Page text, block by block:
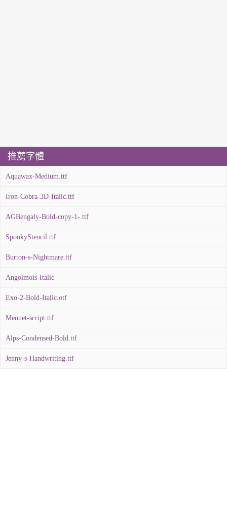
推薦字體
Aquawax-Medium.ttf
Iron-Cobra-3D-Italic.ttf
AGBengaly-Bold-copy-1-.ttf
SpookyStencil.ttf
Burton-s-Nightmare.ttf
Angolmois-Italic
Exo-2-Bold-Italic.otf
Menuet-script.ttf
Alps-Condensed-Bold.ttf
Jenny-s-Handwriting.ttf